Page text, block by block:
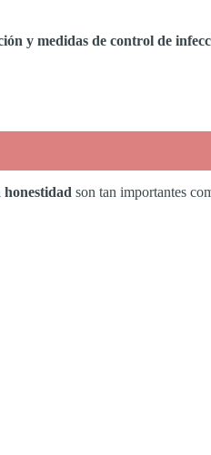
y medidas de control de
son tan importantes